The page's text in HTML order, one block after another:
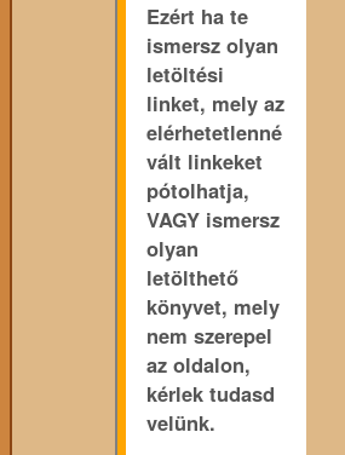
Ezért ha te
ismersz olyan
letöltési
linket, mely az
elérhetetlenné
vált linkeket
pótolhatja,
VAGY ismersz
olyan
letölthető
könyvet, mely
nem szerepel
az oldalon,
kérlek tudasd
velünk.